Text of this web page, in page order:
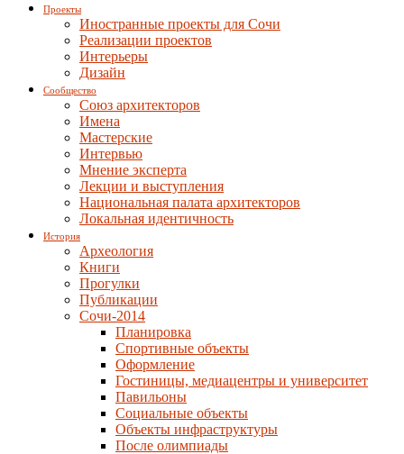
Проекты
Иностранные проекты для Сочи
Реализации проектов
Интерьеры
Дизайн
Сообщество
Союз архитекторов
Имена
Мастерские
Интервью
Мнение эксперта
Лекции и выступления
Национальная палата архитекторов
Локальная идентичность
История
Археология
Книги
Прогулки
Публикации
Сочи-2014
Планировка
Спортивные объекты
Оформление
Гостиницы, медиацентры и университет
Павильоны
Социальные объекты
Объекты инфраструктуры
После олимпиады